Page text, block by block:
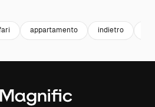
appartamento indietro